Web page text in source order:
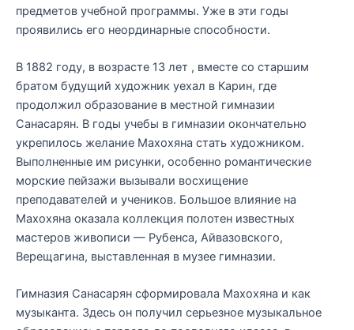
предметов учебной программы. Уже в эти годы
проявились его неординарные способности.
В 1882 году, в возрасте 13 лет , вместе со старшим
братом будущий художник уехал в Карин, где
продолжил образование в местной гимназии
Санасарян. В годы учебы в гимназии окончательно
укрепилось желание Махохяна стать художником.
Выполненные им рисунки, особенно романтические
морские пейзажи вызывали восхищение
преподавателей и учеников. Большое влияние на
Махохяна оказала коллекция полотен известных
мастеров живописи — Рубенса, Айвазовского,
Верещагина, выставленная в музее гимназии.
Гимназия Санасарян сформировала Махохяна и как
музыканта. Здесь он получил серьезное музыкальное